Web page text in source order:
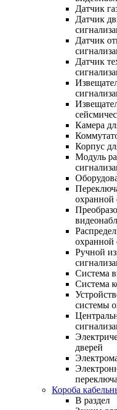
Датчик
Датчик
Датчик
Датчик
Камера
Корпус
Модуль
охранной
охранной
Ручной
Система
Система
системы
дверей
Короба
В раздел